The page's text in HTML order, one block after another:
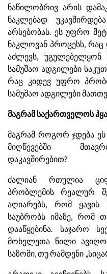
ნაწილობრივ არის
ნაკლებად
არსებობას. ეს უფრო
ნაკლოვან პროცესს, რაც
აძლევს, უგულებელყონ
სამუშაო ადგილები
რაც კიდევ უფრო
სამუშაო ადგილები
მაგრამ საქართველოს
მაგრამ როგორ ჯდება
მიღწევებში
დაკავშირებით?
ძალიან რთულია
პრობლემის რეალურ
აღიარებს, რომ
საუბრობს იმაზე, რომ
დააწყებინა. საჯარო
მოხელეთა წილი
საზომი, თუ რამდენი